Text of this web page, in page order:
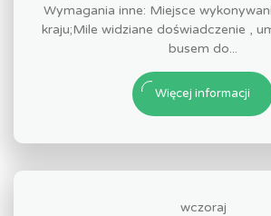
Wymagania inne: Miejsce
kraju;Mile widziane doświadczenie ,
busem do...
Więcej informacji
wczoraj